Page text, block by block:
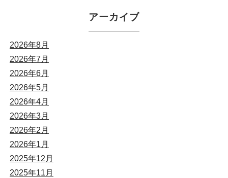
アーカイブ
2026年8月
2026年7月
2026年6月
2026年5月
2026年4月
2026年3月
2026年2月
2026年1月
2025年12月
2025年11月